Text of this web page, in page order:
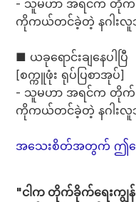
- သူမဟာ အရင်က တိုက်
ကိုကယ်တင်ခဲ့တဲ့ နဂါးလူ
■ ယခုရောင်းချနေပါပြီ
[စက္ကူဖုံး ရုပ်ပြစာအုပ်]
- သူမဟာ အရင်က တိုက်
ကိုကယ်တင်ခဲ့တဲ့ နဂါးလူ
အသေးစိတ်အတွက် ဤနေ
"ငါက တိုက်ခိုက်ရေးကျွ